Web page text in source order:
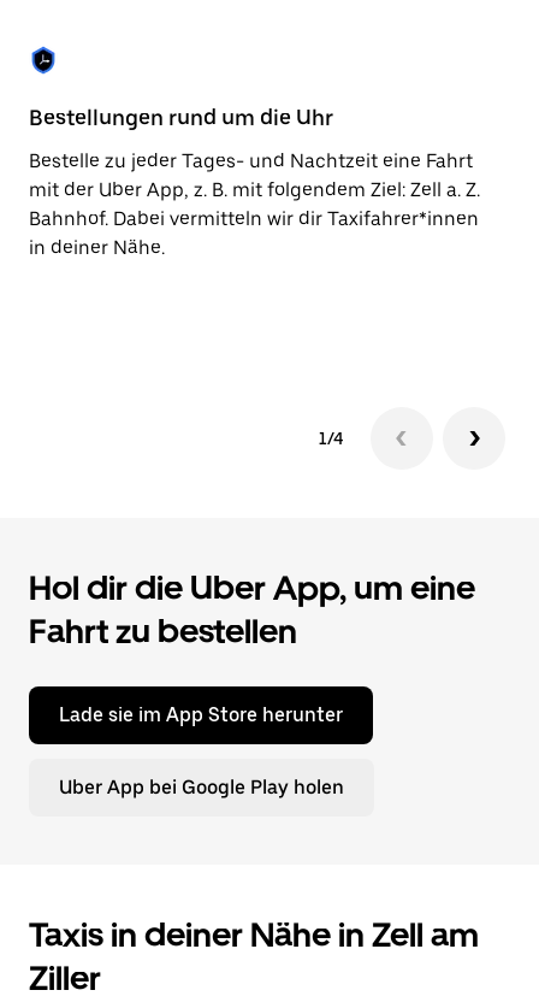
Bestellungen rund um die Uhr
Bestelle zu jeder Tages- und Nachtzeit eine Fahrt
mit der Uber App, z. B. mit folgendem Ziel: Zell a. Z.
Bahnhof. Dabei vermitteln wir dir Taxifahrer*innen
in deiner Nähe.
1/4
Hol dir die Uber App, um eine
Fahrt zu bestellen
Lade sie im App Store herunter
Uber App bei Google Play holen
Taxis in deiner Nähe in Zell am
Ziller